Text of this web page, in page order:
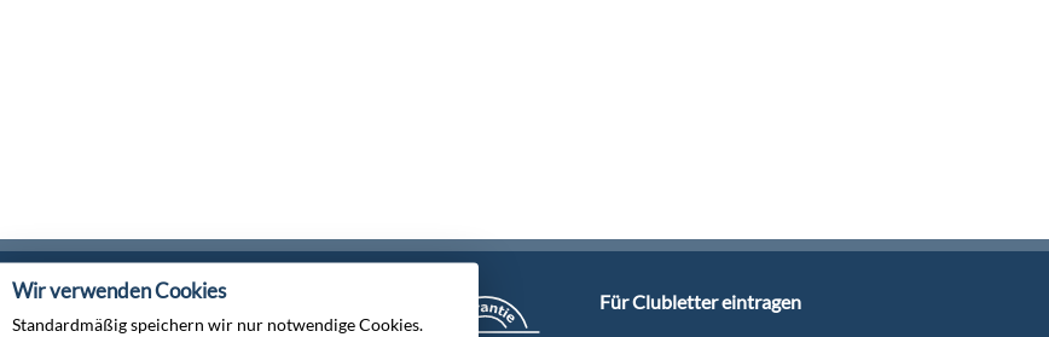
Für Clubletter eintragen
Wir verwenden Cookies
Standardmäßig speichern wir nur notwendige Cookies.